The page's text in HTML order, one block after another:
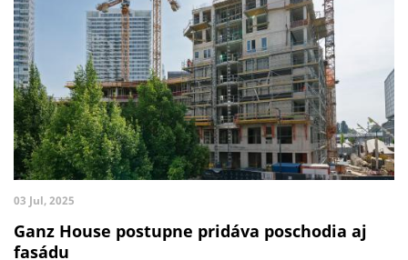
03 Jul, 2025
Ganz House postupne pridáva poschodia aj
fasádu